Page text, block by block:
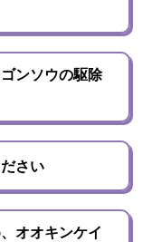
ンソウの駆除
さい
オオキンケイ